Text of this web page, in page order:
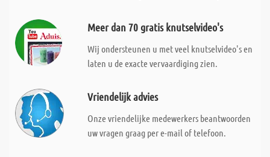
Meer dan 70 gratis knutselvideo's
Wij ondersteunen u met veel knutselvideo's en
laten u de exacte vervaardiging zien.
Vriendelijk advies
Onze vriendelijke medewerkers beantwoorden
uw vragen graag per e-mail of telefoon.